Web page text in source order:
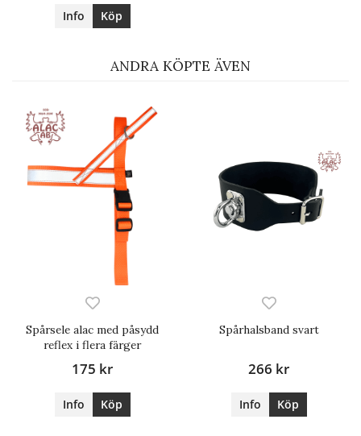
Info Köp
ANDRA KÖPTE ÄVEN
Spårsele alac med påsydd
reflex i flera färger
175 kr
Info Köp
Spårhalsband svart
266 kr
Info Köp